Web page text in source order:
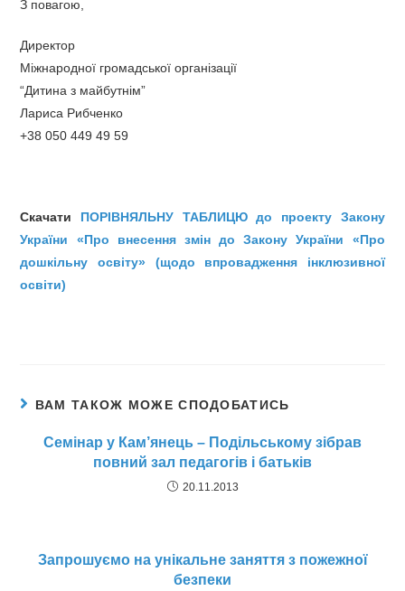
З повагою,
Директор
Міжнародної громадської організації
“Дитина з майбутнім”
Лариса Рибченко
+38 050 449 49 59
Скачати ПОРІВНЯЛЬНУ ТАБЛИЦЮ до проекту Закону
України «Про внесення змін до Закону України «Про
дошкільну освіту» (щодо впровадження інклюзивної
освіти)
ВАМ ТАКОЖ МОЖЕ СПОДОБАТИСЬ
Семінар у Кам’янець – Подільському зібрав
повний зал педагогів і батьків
20.11.2013
Запрошуємо на унікальне заняття з пожежної
безпеки